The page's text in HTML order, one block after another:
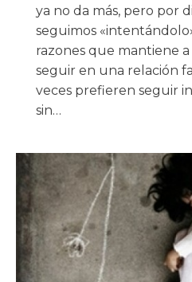
ya no da más, pero por
seguimos
razones que mantiene
seguir en una relación
veces prefieren seguir
sin…